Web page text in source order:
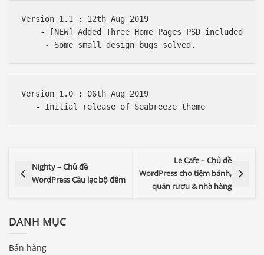
Version 1.1 : 12th Aug 2019
    - [NEW] Added Three Home Pages PSD included
Version 1.0 : 06th Aug 2019
Nighty – Chủ đề
WordPress Câu lạc bộ đêm
Le Cafe – Chủ đề
WordPress cho tiệm bánh,
quán rượu & nhà hàng
DANH MỤC
Bán hàng